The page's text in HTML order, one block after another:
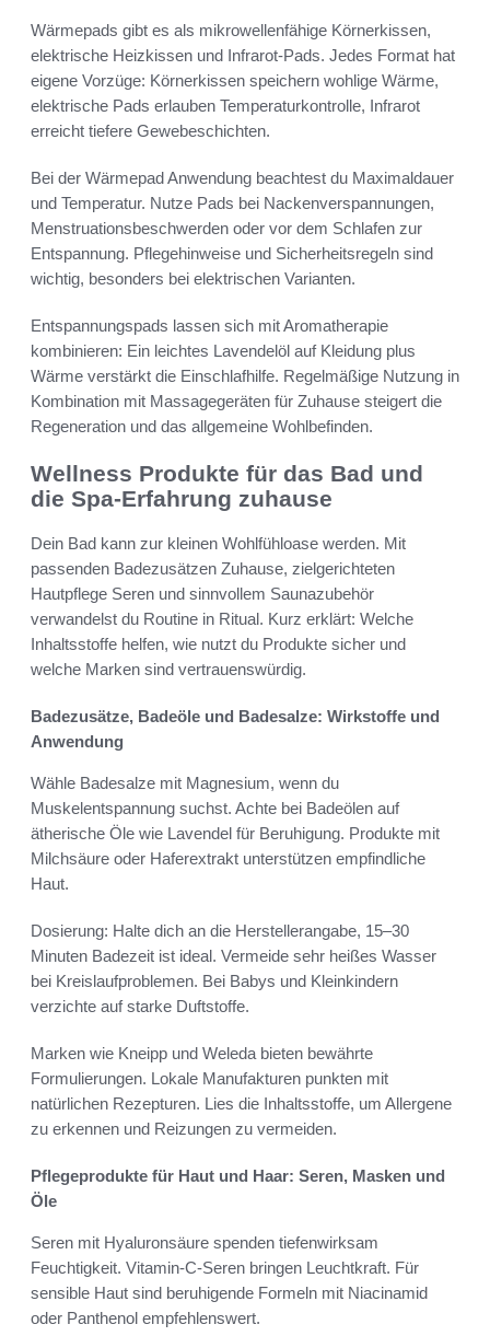
Wärmepads gibt es als mikrowellenfähige Körnerkissen,
elektrische Heizkissen und Infrarot-Pads. Jedes Format hat
eigene Vorzüge: Körnerkissen speichern wohlige Wärme,
elektrische Pads erlauben Temperaturkontrolle, Infrarot
erreicht tiefere Gewebeschichten.
Bei der Wärmepad Anwendung beachtest du Maximaldauer
und Temperatur. Nutze Pads bei Nackenverspannungen,
Menstruationsbeschwerden oder vor dem Schlafen zur
Entspannung. Pflegehinweise und Sicherheitsregeln sind
wichtig, besonders bei elektrischen Varianten.
Entspannungspads lassen sich mit Aromatherapie
kombinieren: Ein leichtes Lavendelöl auf Kleidung plus
Wärme verstärkt die Einschlafhilfe. Regelmäßige Nutzung in
Kombination mit Massagegeräten für Zuhause steigert die
Regeneration und das allgemeine Wohlbefinden.
Wellness Produkte für das Bad und
die Spa-Erfahrung zuhause
Dein Bad kann zur kleinen Wohlfühloase werden. Mit
passenden Badezusätzen Zuhause, zielgerichteten
Hautpflege Seren und sinnvollem Saunazubehör
verwandelst du Routine in Ritual. Kurz erklärt: Welche
Inhaltsstoffe helfen, wie nutzt du Produkte sicher und
welche Marken sind vertrauenswürdig.
Badezusätze, Badeöle und Badesalze: Wirkstoffe und
Anwendung
Wähle Badesalze mit Magnesium, wenn du
Muskelentspannung suchst. Achte bei Badeölen auf
ätherische Öle wie Lavendel für Beruhigung. Produkte mit
Milchsäure oder Haferextrakt unterstützen empfindliche
Haut.
Dosierung: Halte dich an die Herstellerangabe, 15–30
Minuten Badezeit ist ideal. Vermeide sehr heißes Wasser
bei Kreislaufproblemen. Bei Babys und Kleinkindern
verzichte auf starke Duftstoffe.
Marken wie Kneipp und Weleda bieten bewährte
Formulierungen. Lokale Manufakturen punkten mit
natürlichen Rezepturen. Lies die Inhaltsstoffe, um Allergene
zu erkennen und Reizungen zu vermeiden.
Pflegeprodukte für Haut und Haar: Seren, Masken und
Öle
Seren mit Hyaluronsäure spenden tiefenwirksam
Feuchtigkeit. Vitamin-C-Seren bringen Leuchtkraft. Für
sensible Haut sind beruhigende Formeln mit Niacinamid
oder Panthenol empfehlenswert.